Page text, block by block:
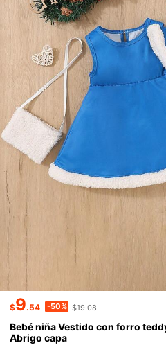
$9.54 -50% $19.08
Bebé niña Vestido con forro
Abrigo capa